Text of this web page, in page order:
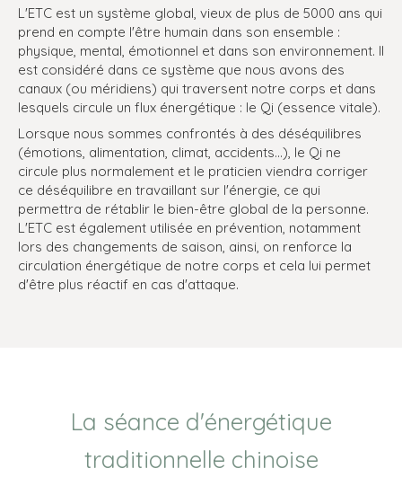
L'ETC est un système global, vieux de plus de 5000 ans qui
prend en compte l'être humain dans son ensemble :
physique, mental, émotionnel et dans son environnement. Il
est considéré dans ce système que nous avons des
canaux (ou méridiens) qui traversent notre corps et dans
lesquels circule un flux énergétique : le Qi (essence vitale).
Lorsque nous sommes confrontés à des déséquilibres
(émotions, alimentation, climat, accidents...), le Qi ne
circule plus normalement et le praticien viendra corriger
ce déséquilibre en travaillant sur l'énergie, ce qui
permettra de rétablir le bien-être global de la personne.
L'ETC est également utilisée en prévention, notamment
lors des changements de saison, ainsi, on renforce la
circulation énergétique de notre corps et cela lui permet
d'être plus réactif en cas d'attaque.
La séance d'énergétique
traditionnelle chinoise